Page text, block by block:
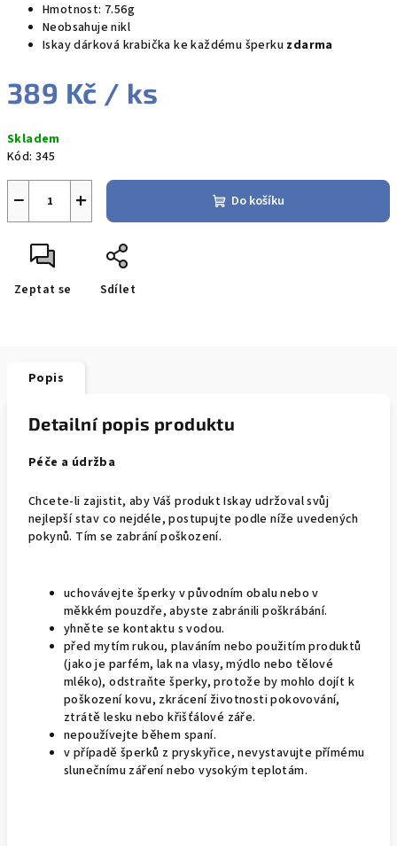
Hmotnost: 7.56g
Neobsahuje nikl
Iskay dárková krabička ke každému šperku zdarma
389 Kč / ks
cena:
Skladem
Kód: 345
+
− Do košíku
Zeptat se Sdílet
Popis
Detailní popis produktu
Péče a údržba
Chcete-li zajistit, aby Váš produkt Iskay udržoval svůj
nejlepší stav co nejdéle, postupujte podle níže uvedených
pokynů. Tím se zabrání poškození.
uchovávejte šperky v původním obalu nebo v
měkkém pouzdře, abyste zabránili poškrábání.
yhněte se kontaktu s vodou.
před mytím rukou, plaváním nebo použitím produktů
(jako je parfém, lak na vlasy, mýdlo nebo tělové
mléko), odstraňte šperky, protože by mohlo dojít k
poškození kovu, zkrácení životnosti pokovování,
ztrátě lesku nebo křišťálové záře.
nepoužívejte během spaní.
v případě šperků z pryskyřice, nevystavujte přímému
slunečnímu záření nebo vysokým teplotám.